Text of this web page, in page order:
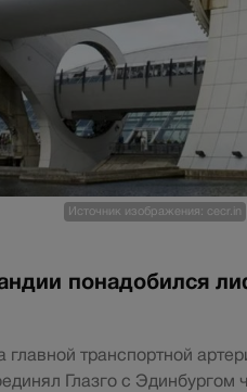
Источник изображения: cecr.in
понадобился
главной транспортной
Глазго с